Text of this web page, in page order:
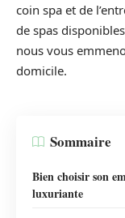
coin spa et de
de spas
nous vous
domicile.
Sommaire
Bien choisir son
luxuriante